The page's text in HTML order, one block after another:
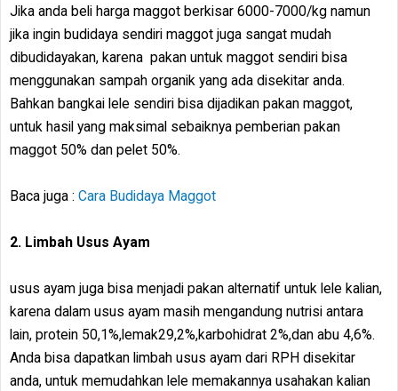
Jika anda beli harga maggot berkisar 6000-7000/kg namun
jika ingin budidaya sendiri maggot juga sangat mudah
dibudidayakan, karena pakan untuk maggot sendiri bisa
menggunakan sampah organik yang ada disekitar anda.
Bahkan bangkai lele sendiri bisa dijadikan pakan maggot,
untuk hasil yang maksimal sebaiknya pemberian pakan
maggot 50% dan pelet 50%.
Baca juga : Cara Budidaya Maggot
2. Limbah Usus Ayam
usus ayam juga bisa menjadi pakan alternatif untuk lele kalian,
karena dalam usus ayam masih mengandung nutrisi antara
lain, protein 50,1%,lemak29,2%,karbohidrat 2%,dan abu 4,6%.
Anda bisa dapatkan limbah usus ayam dari RPH disekitar
anda, untuk memudahkan lele memakannya usahakan kalian